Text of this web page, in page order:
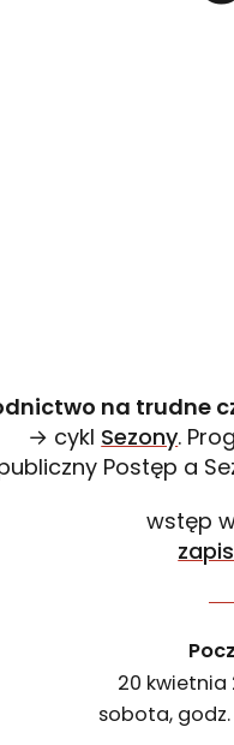
na trudne
→ cykl Sezony.
Postęp a
wstęp
na trudne
20 kwietnia
sobota, godz.